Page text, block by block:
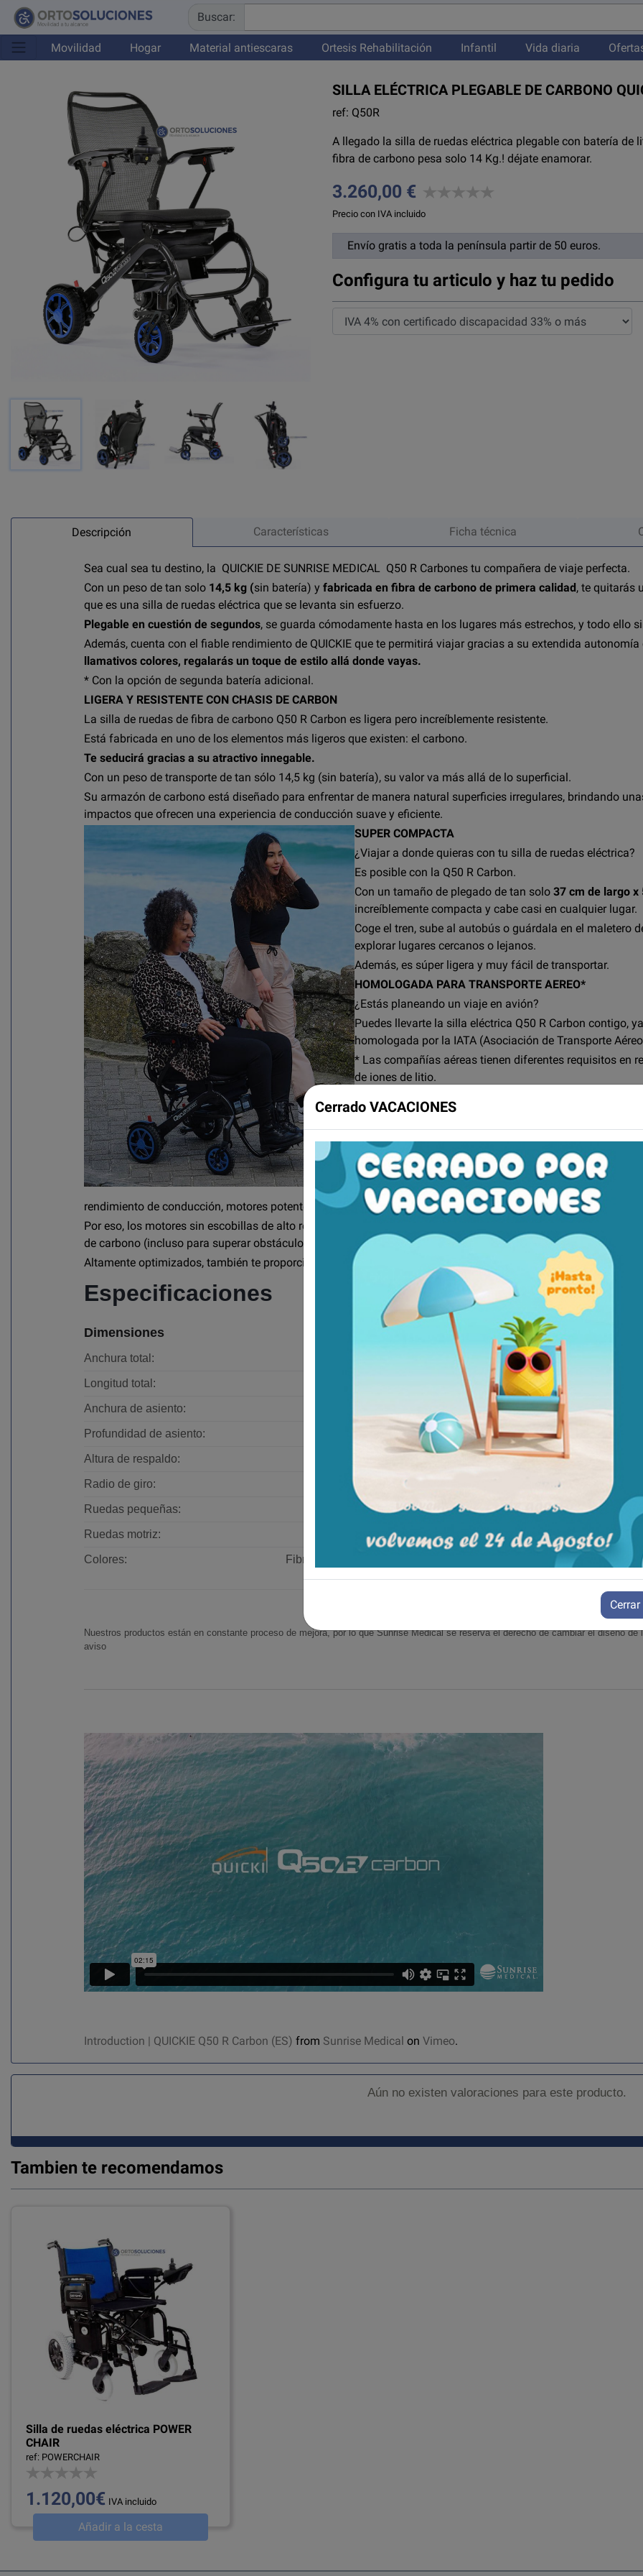
Buscar:
Movilidad Hogar Material antiescaras Ortesis Rehabilitación Infantil Vida diaria
SILLA ELÉCTRICA PLEGABLE DE CARBONO
ref: Q50R
A llegado la silla de ruedas eléctrica plegable con batería de
fibra de carbono pesa solo 14 Kg.! déjate enamorar.
3.260,00 €
Precio con IVA incluido
Envío gratis a toda la península partir de 50 euros.
Configura tu articulo y haz tu pedido
Descripción Características Ficha técnica
Sea cual sea tu destino, la QUICKIE DE SUNRISE MEDICAL Q50 R Carbones tu compañera de viaje perfecta.
Con un peso de tan solo 14,5 kg (sin batería) y fabricada en fibra de carbono de primera calidad, te quitarás
que es una silla de ruedas eléctrica que se levanta sin esfuerzo.
Plegable en cuestión de segundos, se guarda cómodamente hasta en los lugares más estrechos, y todo ello
Además, cuenta con el fiable rendimiento de QUICKIE que te permitirá viajar gracias a su extendida
llamativos colores, regalarás un toque de estilo allá donde vayas.
* Con la opción de segunda batería adicional.
LIGERA Y RESISTENTE CON CHASIS DE CARBON
La silla de ruedas de fibra de carbono Q50 R Carbon es ligera pero increíblemente resistente.
Está fabricada en uno de los elementos más ligeros que existen: el carbono.
Te seducirá gracias a su atractivo innegable.
Con un peso de transporte de tan sólo 14,5 kg (sin batería), su valor va más allá de lo superficial.
Su armazón de carbono está diseñado para enfrentar de manera natural superficies irregulares, brindando
impactos que ofrecen una experiencia de conducción suave y eficiente.
SUPER COMPACTA
¿Viajar a donde quieras con tu silla de ruedas eléctrica?
Es posible con la Q50 R Carbon.
Con un tamaño de plegado de tan solo 37 cm de largo x
increíblemente compacta y cabe casi en cualquier lugar.
Coge el tren, sube al autobús o guárdala en el maletero
explorar lugares cercanos o lejanos.
Además, es súper ligera y muy fácil de transportar.
HOMOLOGADA PARA TRANSPORTE AEREO*
¿Estás planeando un viaje en avión?
Puedes llevarte la silla eléctrica Q50 R Carbon contigo,
homologada por la IATA (Asociación de Transporte
* Las compañías aéreas tienen diferentes requisitos en
de iones de litio.
Antes de organizar cualquier viaje en avión con tu silla
transportista si aceptan sillas de ruedas con baterías
Consulta el manual de instrucciones para obtener más
FIABLE Y LIGERA
Durante más de cuatro décadas, hemos colaborado
mundial para ofrecer en esta gama sillas de ruedas
rendimiento de conducción, motores potentes, excelente autonomía y fiabilidad inigualable.
Por eso, los motores sin escobillas de alto rendimiento de 250 W de la Q50 R Carbon proporcionan la
de carbono (incluso para superar obstáculos de hasta 4 cm).
Altamente optimizados, también te proporcionarán la mejor autonomía para tus baterías.
Especificaciones
Dimensiones
Anchura total:
Longitud total:
Anchura de asiento:
Profundidad de asiento: 42 cm
Altura de respaldo:
Radio de giro:
Ruedas pequeñas: 6,5" de magnesio macizo
Ruedas motriz: 8" de magnesio macizo
Colores:
Fibra de carbono y 5 colores de
detalles
Rendimiento/Pesos
Autonomía máxima:
Velocidades:
Baterías:
Bordillos máx:
Peso máx usuario:
Nuestros productos están en constante proceso de mejora, por lo que Sunrise Medical se reserva el derecho de cambiar el diseño
aviso
Introduction | QUICKIE Q50 R Carbon (ES) from Sunrise Medical on Vimeo.
Aún no existen valoraciones para este producto.
Tambien te recomendamos
Silla de ruedas eléctrica POWER
CHAIR
ref: POWERCHAIR
1.120,00€ IVA incluido
Añadir a la cesta
Cerrado VACACIONES
Cerrar